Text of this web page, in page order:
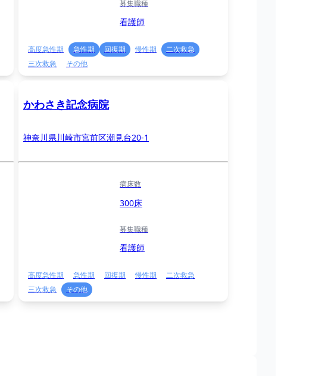
募集職種
看護師
高度急性期 急性期 回復期 慢性期
二次救急
三次救急
その他
かわさき記念病院
神奈川県川崎市宮前区潮見台20-1
病床数
300床
募集職種
看護師
高度急性期 急性期 回復期 慢性期
二次救急
三次救急
その他